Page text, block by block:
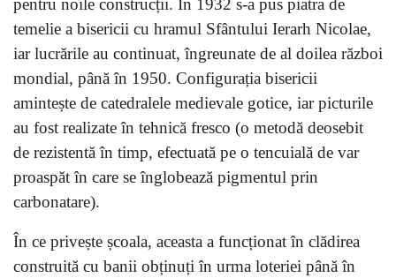
temelie a bisericii cu hramul Sfântului Ierarh Nicolae,
iar lucrările au continuat, îngreunate de al doilea război
mondial, până în 1950. Configurația bisericii
amintește de catedralele medievale gotice, iar picturile
au fost realizate în tehnică fresco (o metodă deosebit
de rezistentă în timp, efectuată pe o tencuială de var
proaspăt în care se înglobează pigmentul prin
carbonatare).
În ce privește școala, aceasta a funcționat în clădirea
construită cu banii obținuți în urma loteriei până în